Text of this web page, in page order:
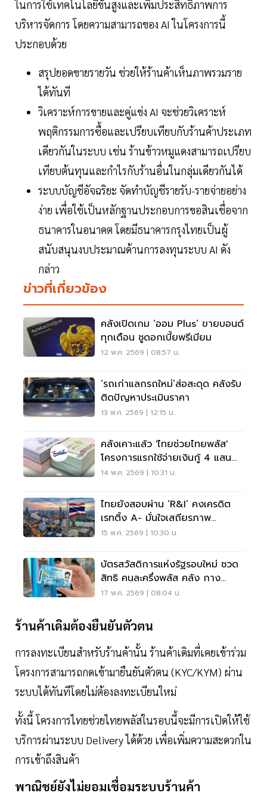
ในการใช้เทคโนโลยีขั้นสูงและเพิ่มประสิทธิภาพการ
บริหารจัดการ โดยความสามารถของ AI ในโครงการนี้
ประกอบด้วย
สรุปยอดขายรายวัน ช่วยให้ร้านค้าเห็นภาพรวมราย
ได้ทันที
วิเคราะห์การขายและคู่แข่ง AI จะช่วยวิเคราะห์
พฤติกรรมการซื้อและเปรียบเทียบกับร้านค้าประเภท
เดียวกันในระบบ เช่น ร้านข้าวหมูแดงสามารถเปรียบ
เทียบต้นทุนและกำไรกับร้านอื่นในกลุ่มเดียวกันได้
ระบบบัญชีอัจฉริยะ จัดทำบัญชีรายรับ-รายจ่ายอย่าง
ง่าย เพื่อใช้เป็นหลักฐานประกอบการขอสินเชื่อจาก
ธนาคารในอนาคต โดยมีธนาคารกรุงไทยเป็นผู้
สนับสนุนงบประมาณด้านการลงทุนระบบ AI ดัง
กล่าว
ข่าวที่เกี่ยวข้อง
คลังเปิดเกม ‘ออม Plus’ ขายบอนด์
ทุกเดือน ชูดอกเบี้ยพรีเมียม
12 พ.ค. 2569 | 08:57 น.
‘รถเก่าแลกรถใหม่’ส่อสะดุด คลังรับ
ติดปัญหาประเมินราคา
13 พ.ค. 2569 | 12:15 น.
คลังเคาะแล้ว 'ไทยช่วยไทยพลัส'
โครงการแรกใช้จ่ายเงินกู้ 4 แสน
ล้าน
14 พ.ค. 2569 | 10:31 น.
ไทยยังสอบผ่าน ‘R&I’ คงเครดิต
เรทติ้ง A- มั่นใจเสถียรภาพ
เศรษฐกิจ-คลัง
15 พ.ค. 2569 | 10:30 น.
บัตรสวัสดิการแห่งรัฐรอบใหม่ ชวด
สิทธิ คนละครึ่งพลัส คลัง กาง
เงื่อนไข 13.22 ล้านราย
17 พ.ค. 2569 | 08:04 น.
ร้านค้าเดิมต้องยืนยันตัวตน
การลงทะเบียนสำหรับร้านค้านั้น ร้านค้าเดิมที่เคยเข้าร่วม
โครงการสามารถกดเข้ามายืนยันตัวตน (KYC/KYM) ผ่าน
ระบบได้ทันทีโดยไม่ต้องลงทะเบียนใหม่
ทั้งนี้ โครงการไทยช่วยไทยพลัสในรอบนี้จะมีการเปิดให้ใช้
บริการผ่านระบบ Delivery ได้ด้วย เพื่อเพิ่มความสะดวกใน
การเข้าถึงสินค้า
พาณิชย์ยังไม่ยอมเชื่อมระบบร้านค้า